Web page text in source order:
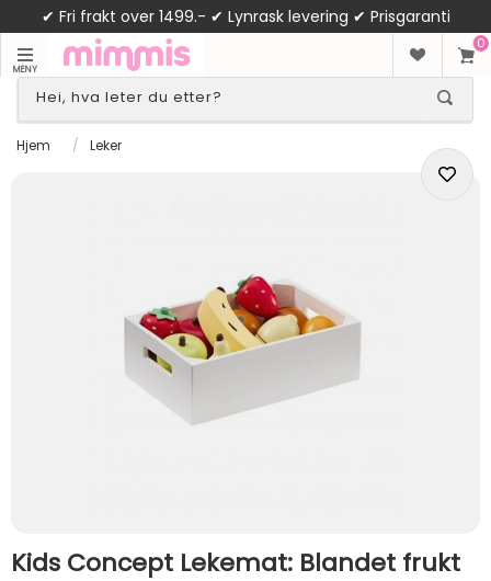
✔ Fri frakt over 1499.- ✔ Lynrask levering ✔ Prisgaranti
MENY
0
Hjem / Leker
Kids Concept Lekemat: Blandet frukt